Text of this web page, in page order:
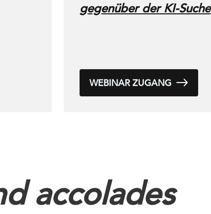
gegenüber der KI-Suche
WEBINAR ZUGANG
accolades